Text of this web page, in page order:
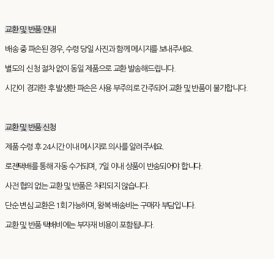
교환 및 반품 안내
배송 중 파손된 경우, 수령 당일 사진과 함께 메시지를 보내주세요.
별도의 신청 절차 없이 동일 제품으로 교환 발송해드립니다.
시간이 경과한 후 발생한 파손은 사용 부주의로 간주되어 교환 및 반품이 불가합니다.
교환 및 반품 신청
제품 수령 후 24시간 이내 메시지로 의사를 알려주세요.
로젠택배를 통해 자동 수거되며, 7일 이내 상품이 반송되어야 합니다.
사전 협의 없는 교환 및 반품은 처리되지 않습니다.
단순 변심 교환은 1회 가능하며, 왕복 배송비는 구매자 부담입니다.
교환 및 반품 택배비에는 부자재 비용이 포함됩니다.